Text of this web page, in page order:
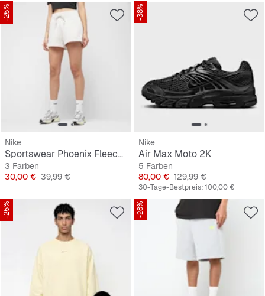
-25%
Nike
Sportswear Phoenix Fleece High Rise Short
3 Farben
Preis
30,00 € Originalpreis
39,99 €
-38%
Nike
Air Max Moto 2K
5 Farben
Preis
80,00 € Originalpreis
129,99 €
30-Tage-Bestpreis:100,00 €
-25% -28%